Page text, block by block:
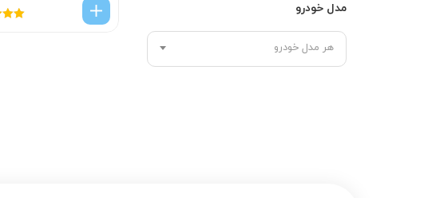
مدل خودرو
هر مدل خودرو